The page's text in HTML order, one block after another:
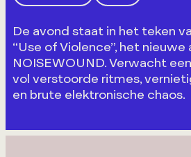
De avond staat in het teken
“Use of Violence”, het nieuwe
NOISEWOUND. Verwacht
vol verstoorde ritmes,
en brute elektronische chaos.